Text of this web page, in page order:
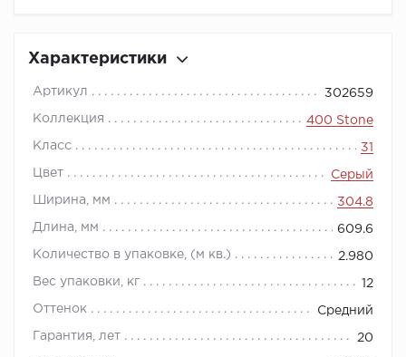
Характеристики
Артикул 302659
Коллекция 400 Stone
Класс 31
Цвет Серый
Ширина, мм 304.8
Длина, мм 609.6
Количество в упаковке, (м кв.) 2.980
Вес упаковки, кг 12
Оттенок Средний
Гарантия, лет 20